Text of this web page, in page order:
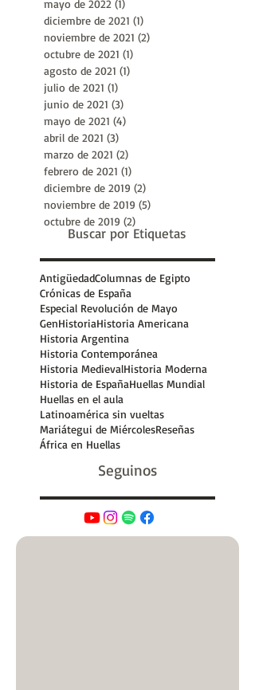
agosto de 2022 (1) 1 entrada
mayo de 2022 (1)1 entrada
diciembre de 2021
noviembre de 2021
octubre de 2021
agosto de 2021 (1)
julio de 2021 (1)1 entrada
junio de 2021 (3)
mayo de 2021 (4)4 entradas
abril de 2021 (3) 3 entradas
marzo de 2021 (2)2 entradas
febrero de 2021 (1)1 entrada
diciembre de 2019 (2)
noviembre de 2019 (5)5 entradas
Buscar por Etiquetas
AntigüedadColumnas de Egipto
Crónicas de España
Especial Revolución de Mayo
GenHistoriaHistoria Americana
Historia Argentina
Historia Contemporánea
Historia Medieval
Historia de España Huellas Mundial
Huellas en el aula
Latinoamérica sin vueltas
África en Huellas
Seguinos